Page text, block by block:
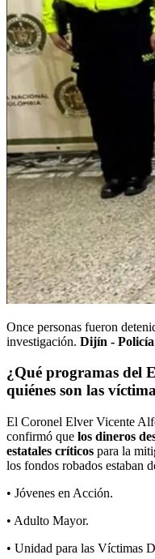
Once personas fueron
investigación. Dijín -
¿Qué programas del
quiénes son las
El Coronel Elver Vicente
confirmó que los dineros
estatales críticos para la
los fondos robados estaban
• Jóvenes en Acción.
• Adulto Mayor.
• Unidad para las Víctimas